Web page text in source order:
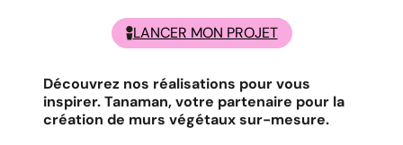
LANCER MON PROJET
Découvrez nos réalisations pour vous
inspirer. Tanaman, votre partenaire pour la
création de murs végétaux sur-mesure.